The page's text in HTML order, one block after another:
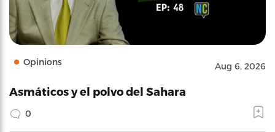
Opinions Aug 6, 2026
Asmáticos y el polvo del Sahara
0